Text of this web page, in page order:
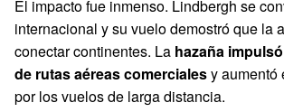
El impacto fue inmenso. Lindbergh se
internacional y su vuelo demostró que la
conectar continentes. La hazaña
de rutas aéreas comercialesy aumentó
por los vuelos de larga distancia.